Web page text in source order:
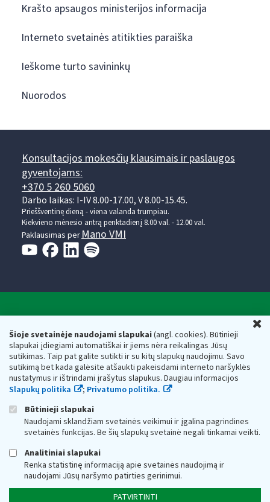
Šioje svetainėje naudojami slapukai(angl. cookies). Būtinieji
slapukai įdiegiami automatiškai ir jiems nėra reikalingas Jūsų
sutikimas. Taip pat galite sutikti ir su kitų slapukų naudojimu. Savo
sutikimą bet kada galėsite atšaukti pakeisdami interneto naršyklės
nustatymus ir ištrindami įrašytus slapukus. Daugiau informacijos
Slapukų politika
; Privatumo politika.
Būtinieji slapukai
Naudojami sklandžiam svetainės veikimui ir įgalina pagrindines
svetainės funkcijas. Be šių slapukų svetainė negali tinkamai veikti.
Analitiniai slapukai
Renka statistinę informaciją apie svetainės naudojimą ir
naudojami Jūsų naršymo patirties gerinimui.
PATVIRTINTI
Krašto apsaugos ministerijos informacija
Interneto svetainės atitikties paraiška
Ieškome turto savininkų
Nuorodos
Konsultacijos mokesčių klausimais ir paslaugos
gyventojams:
+370 5 260 5060
Darbo laikas: I-IV 8.00-17.00, V 8.00-15.45.
Prieššventinę dieną - viena valanda trumpiau.
Kiekvieno mėnesio antrą penktadienį 8.00 val. - 12.00 val.
Paklausimas per Mano VMI
Respublikos finansų ministerijos
Biudžetinė įstaiga. Juridinio asmens kodas — 188659752,
adresas: Vasario 16-osios g. 14, 01107 Vilnius, Lietuva, el.paštas:
vmi@vmi.lt, E. pristatymo dėžutės adresas 188659752
Duomenys apie Valstybinę mokesčių inspekciją prie Lietuvos
Respublikos finansų ministerijos kaupiami ir saugomi Juridinių